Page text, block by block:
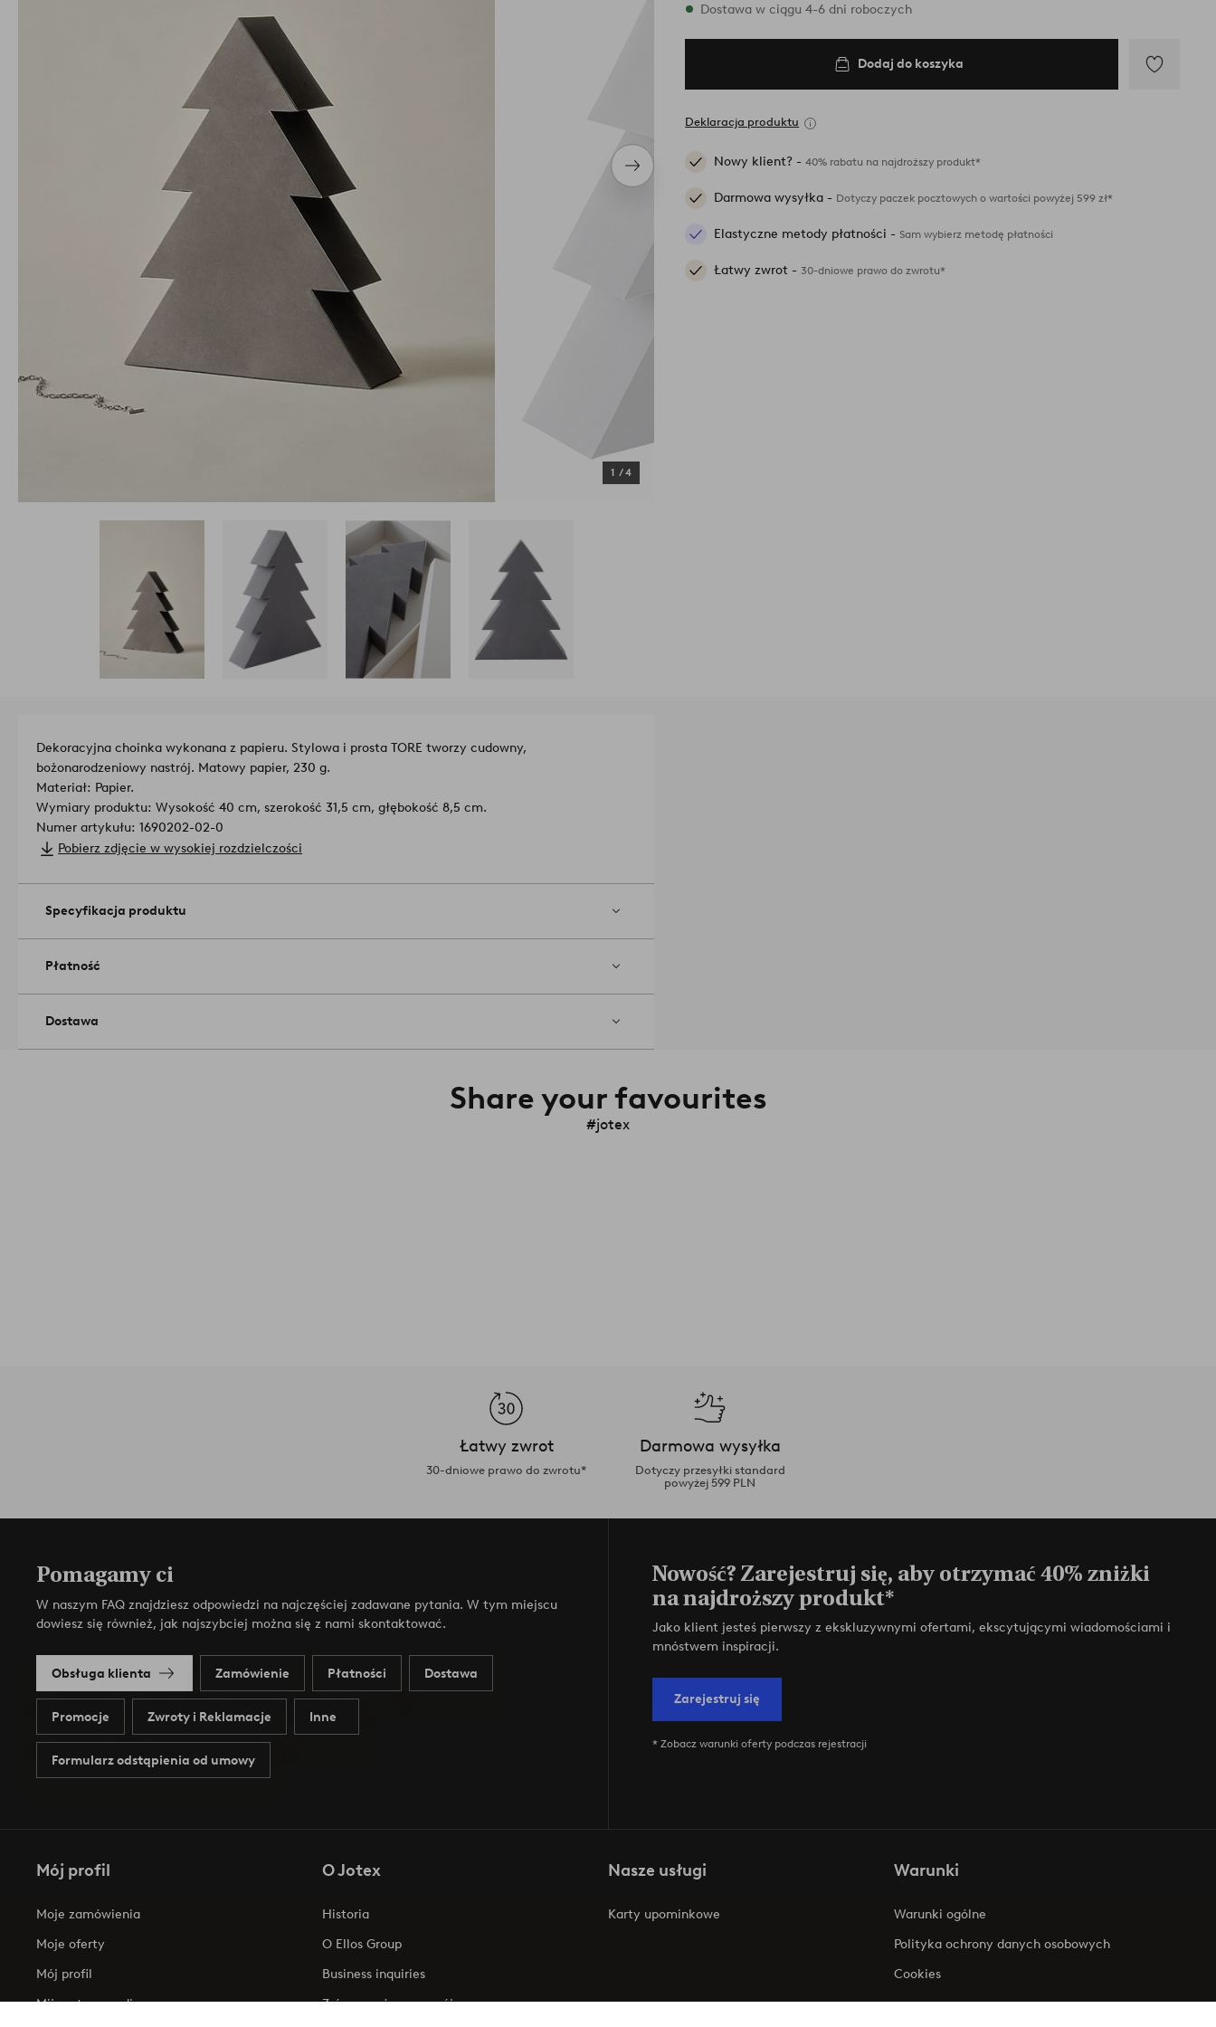
Następny
produkt
1 /4
W magazynie
Dostawa w ciągu 4-6 dni roboczych
Dodaj do koszyka
Deklaracja produktu
Nowy klient? -40% rabatu na najdroższy produkt*
Darmowa wysyłka - Dotyczy paczek pocztowych o wartości powyżej 599 zł*
Elastyczne metody płatności -Sam wybierz metodę płatności
Łatwy zwrot -30-dniowe prawo do zwrotu*
Dekoracyjna choinka wykonana z papieru. Stylowa i prosta TORE tworzy cudowny,
bożonarodzeniowy nastrój. Matowy papier, 230 g.
Materiał: Papier.
Wymiary produktu: Wysokość 40 cm, szerokość 31,5 cm, głębokość 8,5 cm.
Numer artykułu: 1690202-02-0
Pobierz zdjęcie w wysokiej rozdzielczości
Specyfikacja produktu
Płatność
Dostawa
Share your favourites
#jotex
Łatwy zwrot
30-dniowe prawo do zwrotu*
Darmowa wysyłka
Dotyczy przesyłki standard
powyżej 599 PLN
Pomagamy ci
W naszym FAQ znajdziesz odpowiedzi na najczęściej zadawane pytania. W tym miejscu
dowiesz się również, jak najszybciej można się z nami skontaktować.
Obsługa klienta Zamówienie Płatności Dostawa
Promocje Zwroty i Reklamacje Inne
Formularz odstąpienia od umowy
Nowość? Zarejestruj się, aby otrzymać 40% zniżki
na najdroższy produkt*
Jako klient jesteś pierwszy z ekskluzywnymi ofertami, ekscytującymi wiadomościami i
mnóstwem inspiracji.
Zarejestruj się
* Zobacz warunki oferty podczas rejestracji
Mój profil
Moje zamówienia
Moje oferty
Mój profil
Mijn retourzendingen
O Jotex
Historia
O Ellos Group
Business inquiries
Zrównoważony rozwój
Nasze usługi
Karty upominkowe
Warunki
Warunki ogólne
Polityka ochrony danych osobowych
Cookies